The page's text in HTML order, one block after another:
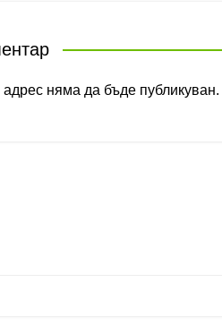
няма да бъде публикуван.